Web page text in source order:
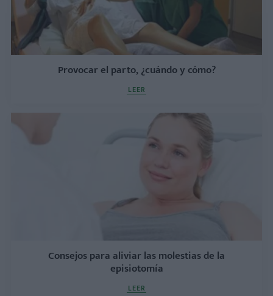
Provocar el parto, ¿cuándo y cómo?
LEER
Consejos para aliviar las molestias de la
episiotomía
LEER